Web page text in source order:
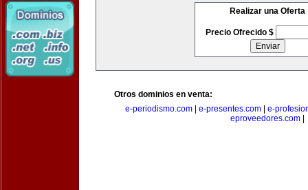
Realizar una Oferta
Precio Ofrecido $
Otros dominios en venta:
e-periodismo.com
e-presentes.com
e-
eproveedores.com